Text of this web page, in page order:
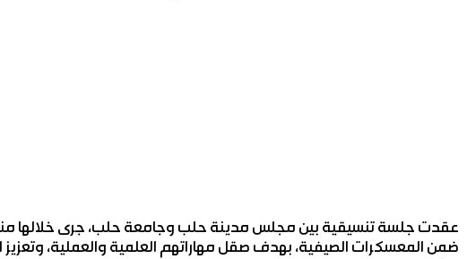
عقدت جلسة تنسيقية بين مجلس مدينة حلب وجامعة حلب، جرى خلالها
ضمن المعسكرات الصيفية، بهدف صقل مهاراتهم العلمية والعملية،